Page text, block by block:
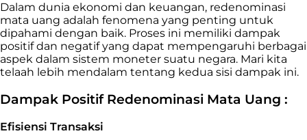
Dalam dunia ekonomi dan keuangan, redenominasi
mata uang adalah fenomena yang penting untuk
dipahami dengan baik. Proses ini memiliki dampak
positif dan negatif yang dapat mempengaruhi berbagai
aspek dalam sistem moneter suatu negara. Mari kita
telaah lebih mendalam tentang kedua sisi dampak ini.
Dampak Positif Redenominasi Mata Uang :
Efisiensi Transaksi